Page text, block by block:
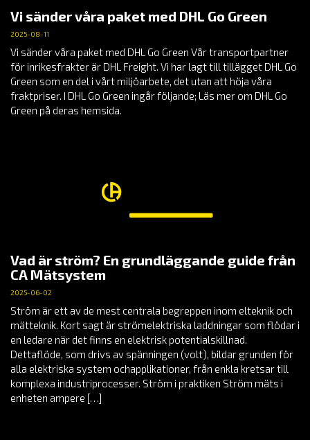
Vi sänder våra paket med DHL Go Green
2025-08-11
Vi sänder våra paket med DHL Go Green Vår transportpartner
för inrikesfrakter är DHL Freight. Vi har lagt till tillägget DHL Go
Green som en del i vårt miljöarbete, det utan att höja våra
fraktpriser. I DHL Go Green ingår följande; Läs mer om DHL Go
Green på deras hemsida.
Vad är ström? En grundläggande guide från
CA Mätsystem
2025-06-02
Ström är ett av de mest centrala begreppen inom elteknik och
mätteknik. Kort sagt är strömelektriska laddningar som flödar i
en ledare när det finns en elektrisk potentialskillnad.
Dettaflöde, som drivs av spänningen (volt), bildar grunden för
alla elektriska system ochapplikationer, från enkla kretsar till
komplexa industriprocesser. Ström i praktiken Ström mäts i
enheten ampere […]